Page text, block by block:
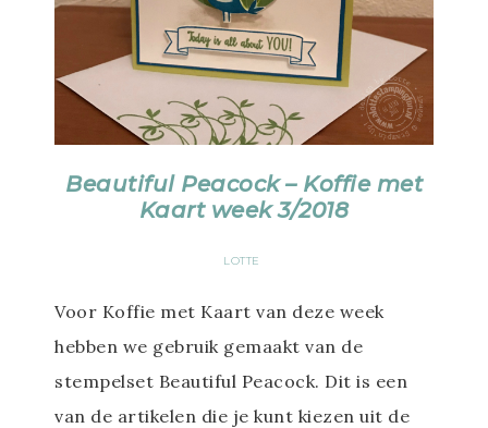
Beautiful Peacock – Koffie met
Kaart week 3/2018
LOTTE
Voor Koffie met Kaart van deze week
hebben we gebruik gemaakt van de
stempelset Beautiful Peacock. Dit is een
van de artikelen die je kunt kiezen uit de